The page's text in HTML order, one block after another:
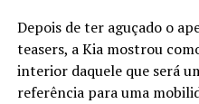
Depois de ter aguçado o
teasers, a Kia mostrou
interior daquele que será
referência para uma